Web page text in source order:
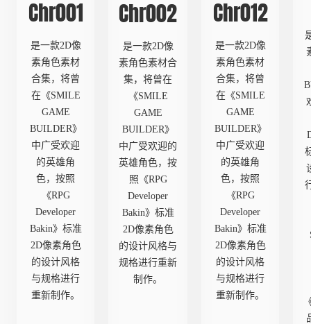
Chr001
是一款2D像
素角色素材
合集，将曾
在《SMILE
GAME
BUILDER》
中广受欢迎
的英雄角
色，按照
《RPG
Developer
Bakin》标准
2D像素角色
的设计风格
与规格进行
重新制作。
Chr002
是一款2D像
素角色素材合
集，将曾在
《SMILE
GAME
BUILDER》
中广受欢迎的
英雄角色，按
照《RPG
Developer
Bakin》标准
2D像素角色
的设计风格与
规格进行重新
制作。
Chr012
是一款2D像
素角色素材
合集，将曾
在《SMILE
GAME
BUILDER》
中广受欢迎
的英雄角
色，按照
《RPG
Developer
Bakin》标准
2D像素角色
的设计风格
与规格进行
重新制作。